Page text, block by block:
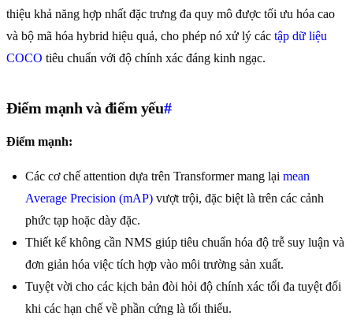
thiệu khả năng hợp nhất đặc trưng đa quy mô được tối ưu hóa cao
và bộ mã hóa hybrid hiệu quả, cho phép nó xử lý các tập dữ liệu
COCO tiêu chuẩn với độ chính xác đáng kinh ngạc.
Điểm mạnh và điểm yếu#
Điểm mạnh:
Các cơ chế attention dựa trên Transformer mang lại mean
Average Precision (mAP) vượt trội, đặc biệt là trên các cảnh
phức tạp hoặc dày đặc.
Thiết kế không cần NMS giúp tiêu chuẩn hóa độ trễ suy luận và
đơn giản hóa việc tích hợp vào môi trường sản xuất.
Tuyệt vời cho các kịch bản đòi hỏi độ chính xác tối đa tuyệt đối
khi các hạn chế về phần cứng là tối thiểu.